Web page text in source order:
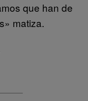
que han de
matiza.